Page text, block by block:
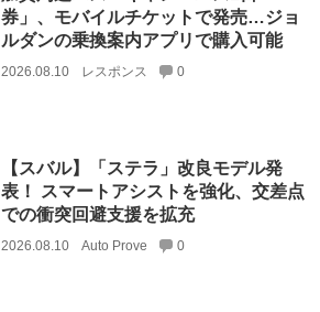
券」、モバイルチケットで発売…ジョ
ルダンの乗換案内アプリで購入可能
2026.08.10 レスポンス 0
【スバル】「ステラ」改良モデル発
表！ スマートアシストを強化、交差点
での衝突回避支援を拡充
2026.08.10 Auto Prove 0